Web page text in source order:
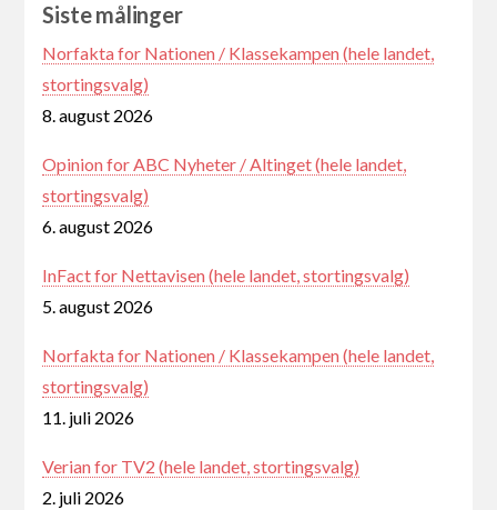
Siste målinger
Norfakta for Nationen / Klassekampen (hele landet,
stortingsvalg)
8. august 2026
Opinion for ABC Nyheter / Altinget (hele landet,
stortingsvalg)
6. august 2026
InFact for Nettavisen (hele landet, stortingsvalg)
5. august 2026
Norfakta for Nationen / Klassekampen (hele landet,
stortingsvalg)
11. juli 2026
Verian for TV2 (hele landet, stortingsvalg)
2. juli 2026